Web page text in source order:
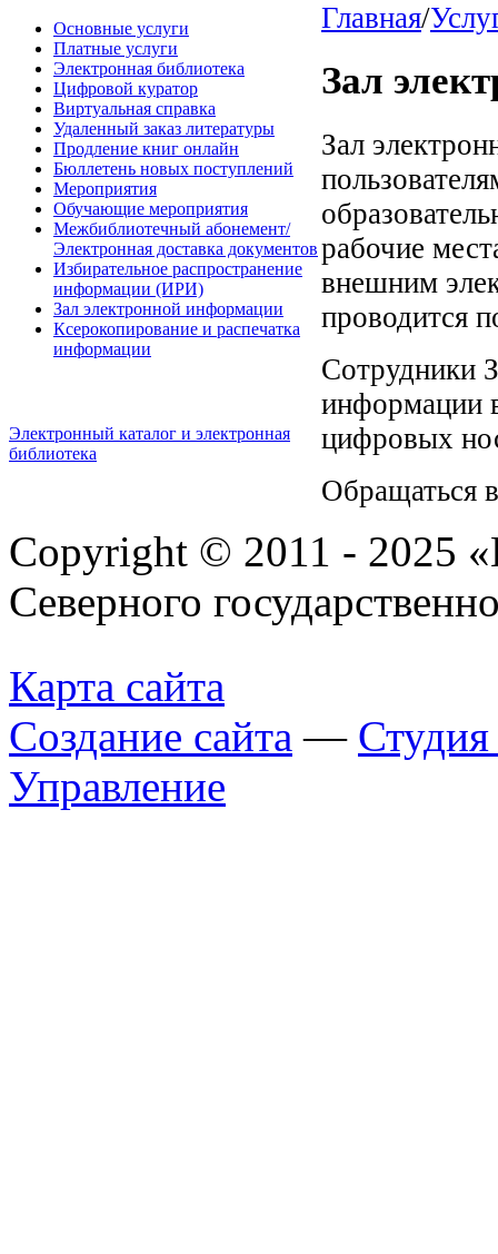
Основные услуги
Платные услуги
Электронная библиотека
Цифровой куратор
Виртуальная справка
Удаленный заказ литературы
Продление книг онлайн
Бюллетень новых поступлений
Мероприятия
Обучающие мероприятия
Межбиблиотечный абонемент/
Электронная доставка документов
Избирательное распространение
информации (ИРИ)
Зал электронной информации
Ксерокопирование и распечатка
информации
Электронный каталог и электронная
библиотека
Главная/
Зал
Зал
рабочие
внешним
проводится
Сотрудники
информации
цифровых
Обращаться
Copyright © 2011 - 2025
Северного
Карта сайта
Создание сайта —
Управление